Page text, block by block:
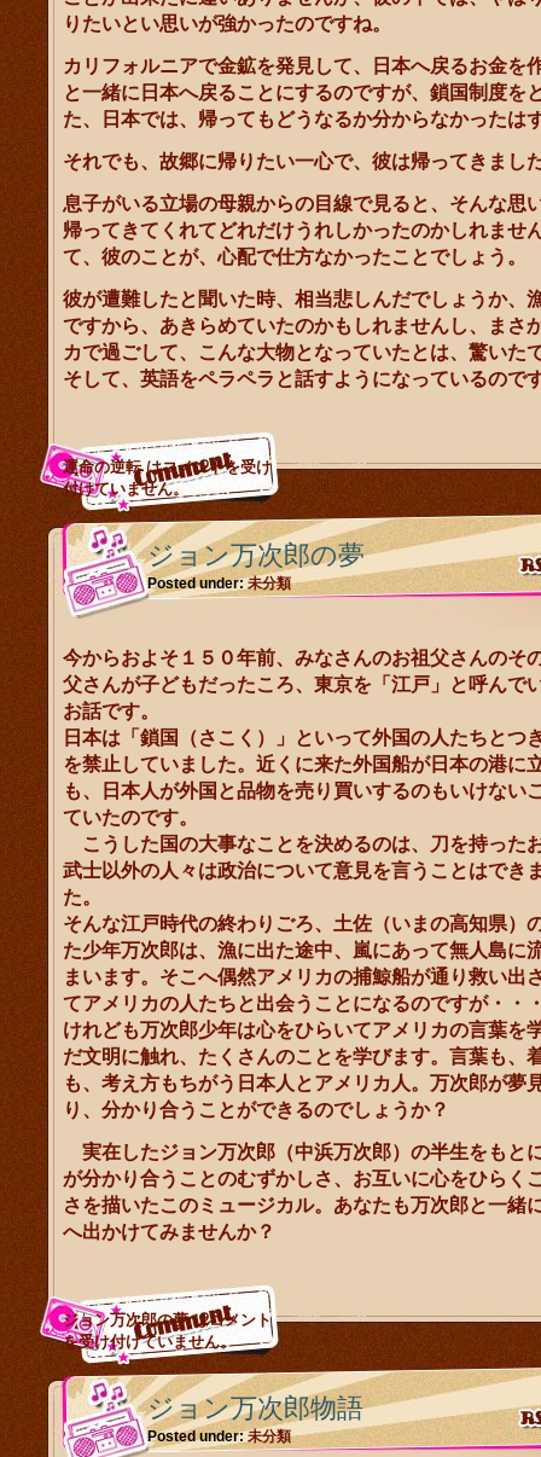
りたいとい思いが強かったのですね。
カリフォルニアで金鉱を発見して、日本へ戻るお金を
と一緒に日本へ戻ることにするのですが、鎖国制度を
た、日本では、帰ってもどうなるか分からなかったは
それでも、故郷に帰りたい一心で、彼は帰ってきまし
息子がいる立場の母親からの目線で見ると、そんな思
帰ってきてくれてどれだけうれしかったのかしれませ
て、彼のことが、心配で仕方なかったことでしょう。
彼が遭難したと聞いた時、相当悲しんだでしょうか、
ですから、あきらめていたのかもしれませんし、まさ
カで過ごして、こんな大物となっていたとは、驚いた
そして、英語をペラペラと話すようになっているので
運命の逆転 はコメントを受け
付けていません。
ジョン万次郎の夢
Posted under:未分類
今からおよそ１５０年前、みなさんのお祖父さんのそ
父さんが子どもだったころ、東京を「江戸」と呼んで
お話です。
日本は「鎖国（さこく）」といって外国の人たちとつ
を禁止していました。近くに来た外国船が日本の港に
も、日本人が外国と品物を売り買いするのもいけない
ていたのです。
こうした国の大事なことを決めるのは、刀を持った
武士以外の人々は政治について意見を言うことはでき
た。
そんな江戸時代の終わりごろ、土佐（いまの高知県）
た少年万次郎は、漁に出た途中、嵐にあって無人島に
まいます。そこへ偶然アメリカの捕鯨船が通り救い出
てアメリカの人たちと出会うことになるのですが・・
けれども万次郎少年は心をひらいてアメリカの言葉を
だ文明に触れ、たくさんのことを学びます。言葉も、
も、考え方もちがう日本人とアメリカ人。万次郎が夢
り、分かり合うことができるのでしょうか？
実在したジョン万次郎（中浜万次郎）の半生をもと
が分かり合うことのむずかしさ、お互いに心をひらく
さを描いたこのミュージカル。あなたも万次郎と一緒
へ出かけてみませんか？
ジョン万次郎の夢 はコメント
を受け付けていません。
ジョン万次郎物語
Posted under:未分類